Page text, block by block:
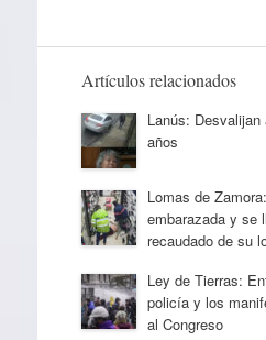
Artículos relacionados
Lanús:
años
Lomas de
embarazada y se
recaudado de su
Ley de Tierras:
policía y los
al Congreso